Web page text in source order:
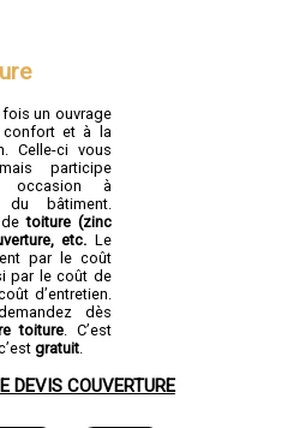
un ouvrage
confort et à la
Celle-ci vous
participe
occasion à
du bâtiment.
detoiture (zinc
etc. Le
par le coût
par le coût de
d’entretien.
dès
toiture. C’est
gratuit.
DEVIS COUVERTURE